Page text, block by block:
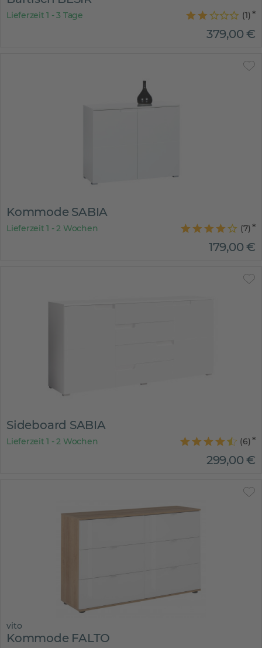
Lieferzeit 1 - 3 Tage (1)
379,00€
Kommode SABIA
Lieferzeit 1 - 2 Wochen (7)
179,00€
Sideboard SABIA
Lieferzeit 1 - 2 Wochen (6)
299,00€
vito
Kommode FALTO